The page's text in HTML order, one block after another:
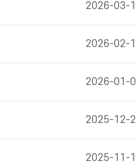
2026-03-
2026-02-
2026-01-
2025-12-
2025-11-